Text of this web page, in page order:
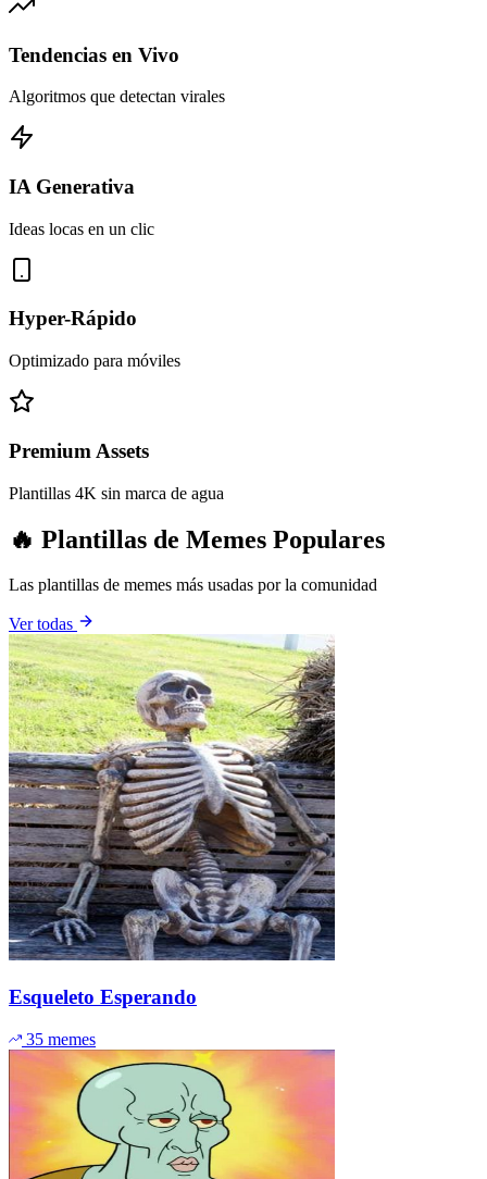
Tendencias en Vivo
Algoritmos que detectan virales
IA Generativa
Ideas locas en un clic
Hyper-Rápido
Optimizado para móviles
Premium Assets
Plantillas 4K sin marca de agua
🔥 Plantillas de Memes Populares
Las plantillas de memes más usadas por la comunidad
Ver todas
Esqueleto Esperando
35 memes